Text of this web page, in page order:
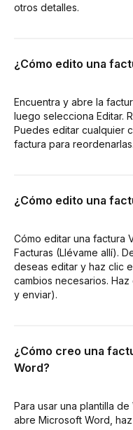
otros detalles.
¿Cómo edito una
Encuentra y abre la
luego selecciona Editar.
Puedes editar cualquier
factura para reordenarlas.
¿Cómo edito una
Cómo editar una factura
Facturas (Llévame allí).
deseas editar y haz clic
cambios necesarios.
y enviar).
¿Cómo creo una
Word?
Para usar una plantilla
abre Microsoft Word,